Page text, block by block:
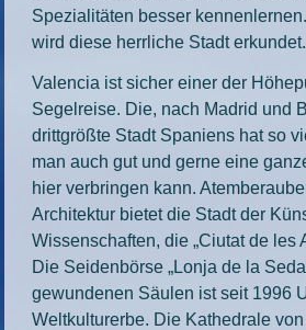
Spezialitäten besser
wird diese herrliche Stadt erkundet.
Valencia ist sicher einer der
Segelreise. Die, nach Madrid und
drittgrößte Stadt Spaniens hat so
man auch gut und gerne eine
hier verbringen kann.
Architektur bietet die Stadt der
Wissenschaften, die „Ciutat de les
Die Seidenbörse „Lonja de la
gewundenen Säulen ist seit 1996
Weltkulturerbe. Die Kathedrale